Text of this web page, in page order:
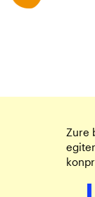
Zure